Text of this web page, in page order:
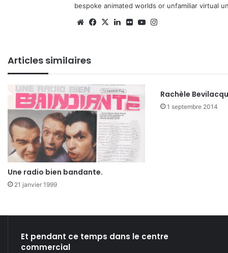
bespoke animated worlds or unfamiliar virtual
WebsiteFacebook
X Linkedin
FlickrYouTube
Articles similaires
Une radio bien bandante.
21 janvier 1999
Rachèle
1 septembre 2014
Et pendant ce temps dans le centre
commercial